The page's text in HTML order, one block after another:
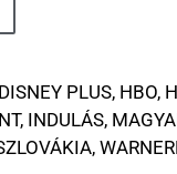
DISNEY PLUS, HBO,
, INDULÁS,
,